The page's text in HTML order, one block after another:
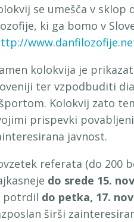
se umešča v sklop
ki ga bomo v
kolokvija je
ter vzpodbuditi
Kolokvij zato
prispevki
javnost.
referata (do 200
do srede 15.
potrdil do petka, 17.
širši